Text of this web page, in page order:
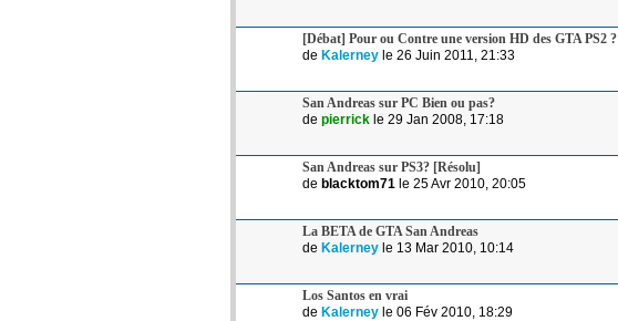
[Débat] Pour ou Contre une version HD des GTA PS2 ?
de Kalerney le 26 Juin 2011, 21:33
San Andreas sur PC Bien ou pas?
de pierrick le 29 Jan 2008, 17:18
San Andreas sur PS3? [Résolu]
de blacktom71 le 25 Avr 2010, 20:05
La BETA de GTA San Andreas
de Kalerney le 13 Mar 2010, 10:14
Los Santos en vrai
de Kalerney le 06 Fév 2010, 18:29